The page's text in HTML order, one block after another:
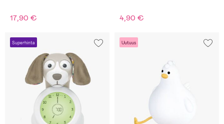
17,90 € 4,90 €
Superhinta Uutuus